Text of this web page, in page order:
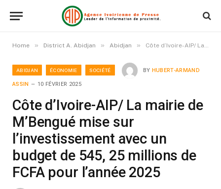
Home » District A. Abidjan » Abidjan » Côte d’Ivoire-AIP/ La mairie de M’Bengué mise sur l’investissement avec un budget de 545, 25 millions de FCFA pour l’année 2025
ABIDJAN ÉCONOMIE SOCIÉTÉ BY HUBERT-ARMAND
ASSIN 10 FÉVRIER 2025
Côte d’Ivoire-AIP/ La mairie de
M’Bengué mise sur
l’investissement avec un
budget de 545, 25 millions de
FCFA pour l’année 2025